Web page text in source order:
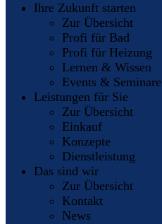
Ihre Zukunft starten
Zur Übersicht
Profi für Bad
Profi für Heizung
Lernen & Wissen
Events & Seminare
Leistungen für Sie
Zur Übersicht
Einkauf
Konzepte
Dienstleistung
Das sind wir
Zur Übersicht
Kontakt
News